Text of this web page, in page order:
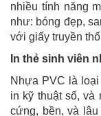
nhiều tính năng
như: bóng đẹp,
với giấy truyền
In thẻ sinh viên
Nhựa PVC là
in kỹ thuật số,
cứng, bền, và